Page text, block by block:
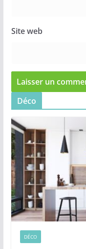
Site web
Déco
DÉCO